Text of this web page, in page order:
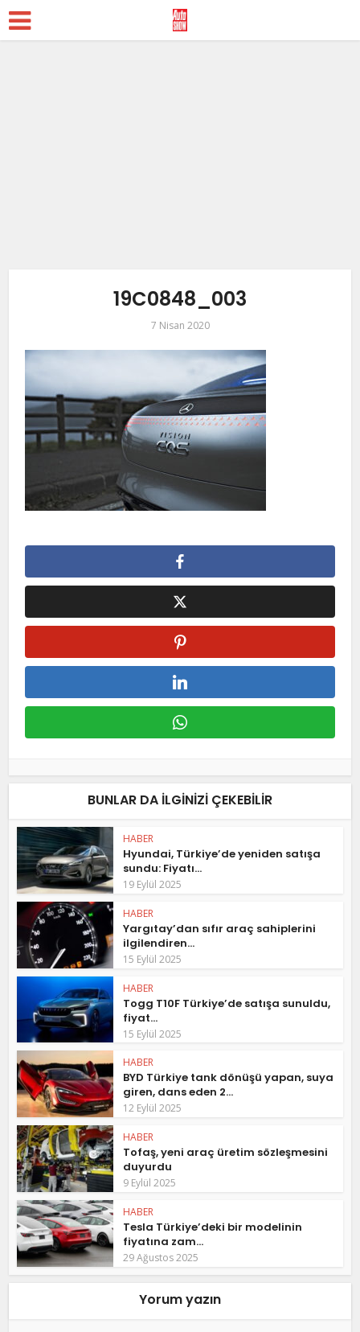
19C0848_003
7 Nisan 2020
BUNLAR DA ILGINIZI ÇEKEBILIR
HABER
Hyundai, Türkiye’de yeniden satışa
sundu: Fiyatı...
19 Eylül 2025
HABER
Yargıtay’dan sıfır araç sahiplerini
ilgilendiren...
15 Eylül 2025
HABER
Togg T10F Türkiye’de satışa sunuldu,
fiyat...
15 Eylül 2025
HABER
BYD Türkiye tank dönüşü yapan, suya
giren, dans eden 2...
12 Eylül 2025
HABER
Tofaş, yeni araç üretim sözleşmesini
duyurdu
9 Eylül 2025
HABER
Tesla Türkiye’deki bir modelinin
fiyatına zam...
29 Ağustos 2025
Yorum yazın